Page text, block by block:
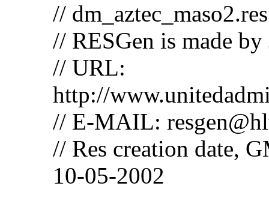
//
// RESGen is made
// URL:
http://
// E-MAIL:
// Res creation date,
10-05-2002